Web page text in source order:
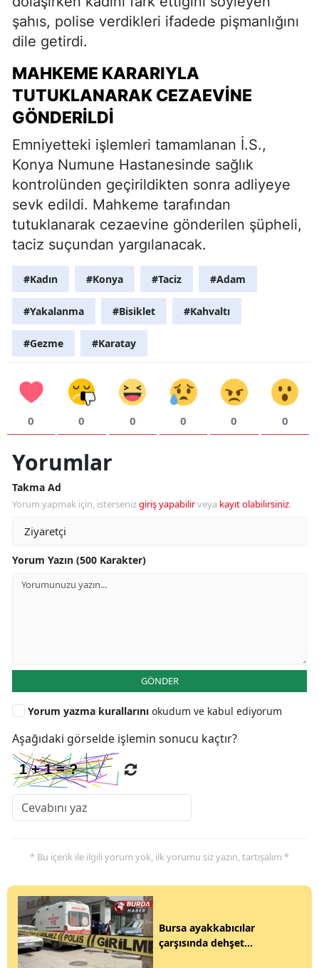
şahıs, polise verdikleri ifadede pişmanlığını
dile getirdi.
MAHKEME KARARIYLA
TUTUKLANARAK CEZAEVINE
GÖNDERILDI
Emniyetteki işlemleri tamamlanan İ.S.,
Konya Numune Hastanesinde sağlık
kontrolünden geçirildikten sonra adliyeye
sevk edildi. Mahkeme tarafından
tutuklanarak cezaevine gönderilen şüpheli,
taciz suçundan yargılanacak.
#Kadın #Konya #Taciz #Adam
#Yakalanma #Bisiklet #Kahvaltı
#Gezme #Karatay
0 0 0 0 0 0
Yorumlar
Takma Ad
Yorum yapmak için, istersenizgiriş yapabilirveya kayıt olabilirsiniz.
Yorum Yazın (500 Karakter)
GÖNDER
Yorum yazma kurallarını okudum ve kabul ediyorum
Aşağıdaki görselde işlemin sonucu kaçtır?
* Bu içerik ile ilgili yorum yok, ilk yorumu siz yazın, tartışalım *
Bursa ayakkabıcılar
çarşısında dehşet...